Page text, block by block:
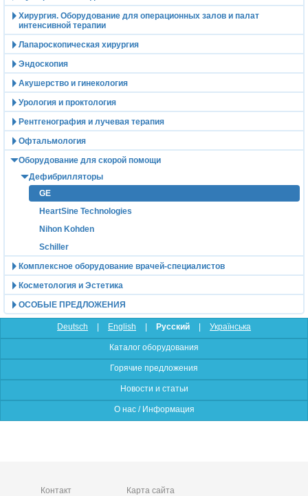
Хирургия. Оборудование для операционных залов и палат
интенсивной терапии
Лапароскопическая хирургия
Эндоскопия
Акушерство и гинекология
Урология и проктология
Рентгенография и лучевая терапия
Офтальмология
Оборудование для скорой помощи
Дефибрилляторы
GE
HeartSine Technologies
Nihon Kohden
Schiller
Комплексное оборудование врачей-специалистов
Косметология и Эстетика
ОСОБЫЕ ПРЕДЛОЖЕНИЯ
Deutsch English Русский Українська
Каталог оборудования
Горячие предложения
Новости и статьи
О нас / Информация
Контакт Карта сайта